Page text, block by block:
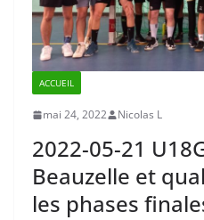
ACCUEIL
mai 24, 2022 Nicolas L
2022-05-21
Beauzelle et
les phases